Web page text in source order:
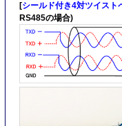
[シールド付き4対ツイスト
RS485の場合)